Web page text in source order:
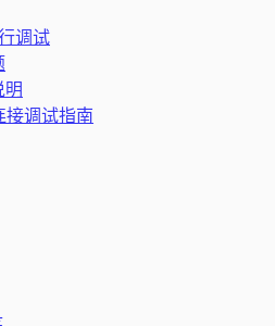
调试
明
接调试指南